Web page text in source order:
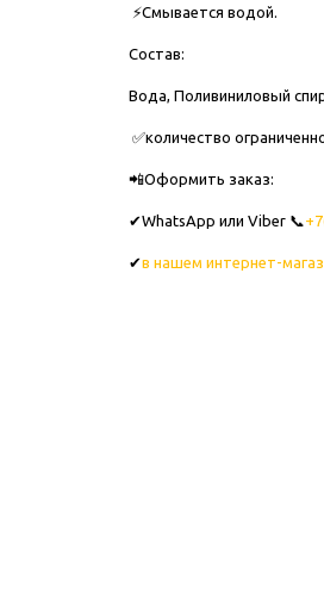
⚡Смывается водой.
Состав:
Вода, Поливиниловый
✅количество
📲Оформить заказ:
✔WhatsApp или Viber 📞
✔в нашем интернет-